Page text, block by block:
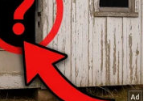
ಸ್ಥಾನವು
ನೀವು
ಆಸಕ್ತಿ
ಬಯಸುವವರಿಗೆ ಮಕ್ಕಳ